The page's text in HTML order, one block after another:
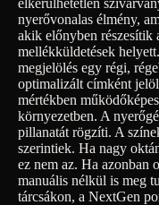
nyerővonalas élmény,
akik előnyben részesítik
mellékküldetések
megjelölés egy régi,
optimalizált címként
mértékben
környezetben. A
pillanatát rögzíti. A
szerintiek. Ha nagy
ez nem az. Ha azonban
manuális nélkül is meg
tárcsákon, a NextGen